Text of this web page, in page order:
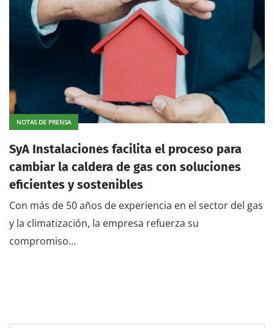
NOTAS DE PRENSA
SyA Instalaciones facilita el proceso para
cambiar la caldera de gas con soluciones
eficientes y sostenibles
Con más de 50 años de experiencia en el sector del gas
y la climatización, la empresa refuerza su
compromiso…